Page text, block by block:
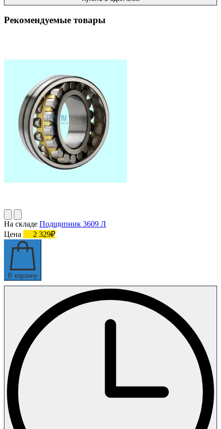
Рекомендуемые товары
На складе Подшипник 3609 Л
Цена
2 329₽
В корзину